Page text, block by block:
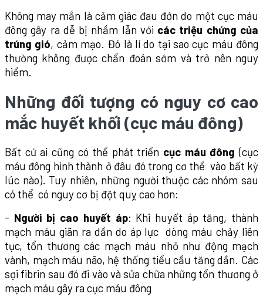
Không may mắn là cảm giác đau đớn do một cục máu
đông gây ra dễ bị nhầm lẫn với các triệu chứng của
trúng gió, cảm mạo. Đó là lí do tại sao cục máu đông
thường không được chẩn đoán sớm và trở nên nguy
hiểm.
Những đối tượng có nguy cơ cao
mắc huyết khối (cục máu đông)
Bất cứ ai cũng có thể phát triển cục máu đông (cục
máu đông hình thành ở đâu đó trong cơ thể vào bất kỳ
lúc nào). Tuy nhiên, những người thuộc các nhóm sau
có thể có nguy cơ bị đột quỵ cao hơn:
- Người bị cao huyết áp: Khi huyết áp tăng, thành
mạch máu giãn ra dần do áp lực dòng máu chảy liên
tục, tổn thương các mạch máu nhỏ như động mạch
vành, mạch máu não, hệ thống tiểu cầu tăng dần. Các
sợi fibrin sau đó đi vào và sửa chữa những tổn thương ở
mạch máu gây ra cục máu đông